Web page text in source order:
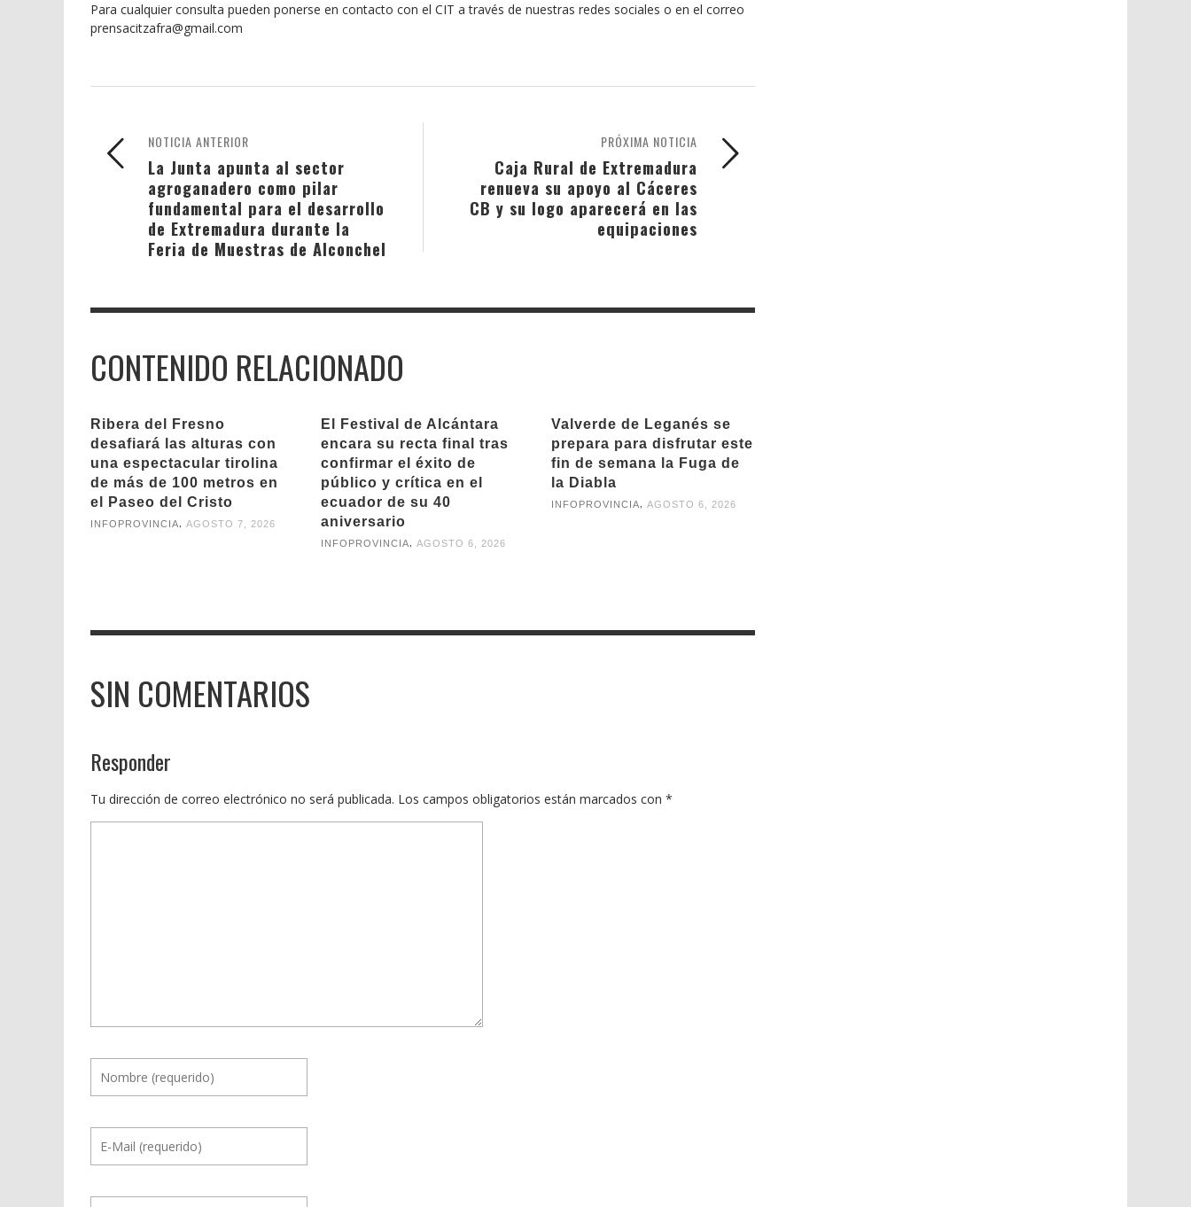
Para cualquier consulta pueden ponerse en contacto con el CIT a través de nuestras redes sociales o en el correo
prensacitzafra@gmail.com
PRÓXIMA NOTICIA
Caja Rural de Extremadura
renueva su apoyo al Cáceres
CB y su logo aparecerá en las
equipaciones
NOTICIA ANTERIOR
La Junta apunta al sector
agroganadero como pilar
fundamental para el desarrollo
de Extremadura durante la
Feria de Muestras de Alconchel
CONTENIDO RELACIONADO
Ribera del Fresno
desafiará las alturas con
una espectacular tirolina
de más de 100 metros en
el Paseo del Cristo
INFOPROVINCIA, AGOSTO 7, 2026
El Festival de Alcántara
encara su recta final tras
confirmar el éxito de
público y crítica en el
ecuador de su 40
aniversario
INFOPROVINCIA, AGOSTO 6, 2026
Valverde de Leganés se
prepara para disfrutar este
fin de semana la Fuga de
la Diabla
INFOPROVINCIA, AGOSTO 6, 2026
SIN COMENTARIOS
Responder
Tu dirección de correo electrónico no será publicada. Los campos obligatorios están marcados con *